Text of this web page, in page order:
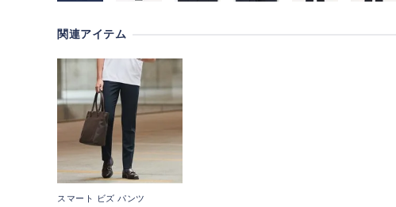
関連アイテム
スマート ビズ パンツ